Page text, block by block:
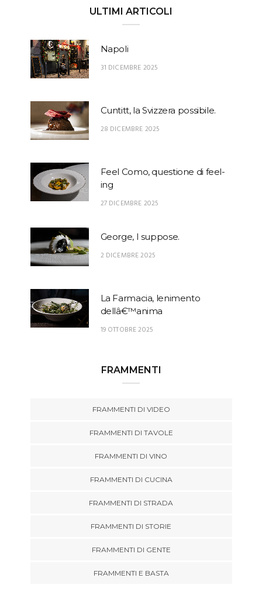
ULTIMI ARTICOLI
Napoli
31 DICEMBRE 2025
Cuntitt, la Svizzera possibile.
28 DICEMBRE 2025
Feel Como, questione di feel-
ing
27 DICEMBRE 2025
George, I suppose.
2 DICEMBRE 2025
La Farmacia, lenimento
dellâ€™anima
19 OTTOBRE 2025
FRAMMENTI
FRAMMENTI DI VIDEO
FRAMMENTI DI TAVOLE
FRAMMENTI DI VINO
FRAMMENTI DI CUCINA
FRAMMENTI DI STRADA
FRAMMENTI DI STORIE
FRAMMENTI DI GENTE
FRAMMENTI E BASTA